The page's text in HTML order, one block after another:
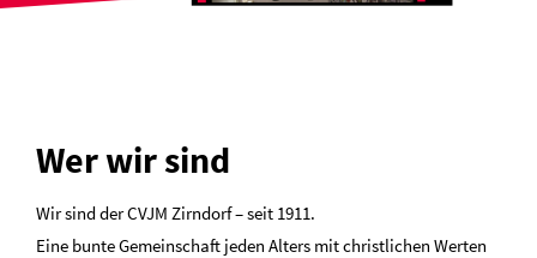
Wer wir sind
Wir sind der CVJM Zirndorf – seit 1911.
Eine bunte Gemeinschaft jeden Alters mit christlichen Werten